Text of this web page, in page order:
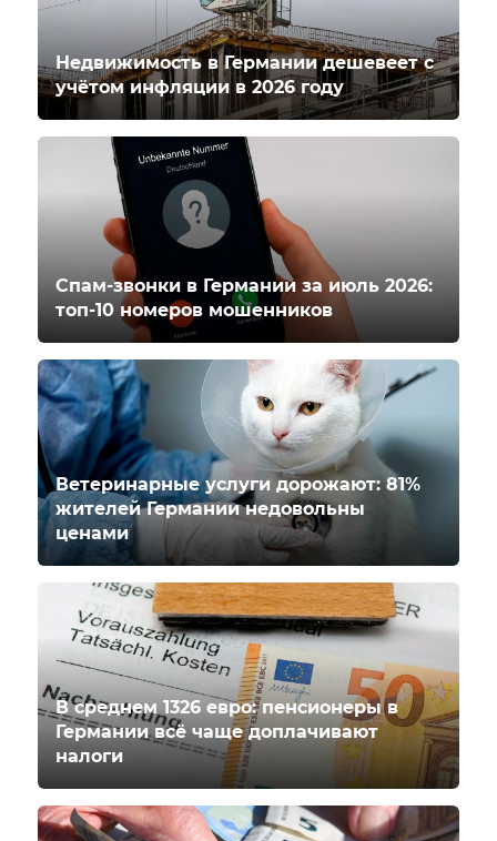
Недвижимость в Германии дешевеет с
учётом инфляции в 2026 году
Спам-звонки в Германии за июль 2026:
топ-10 номеров мошенников
Ветеринарные услуги дорожают: 81%
жителей Германии недовольны
ценами
В среднем 1326 евро: пенсионеры в
Германии всё чаще доплачивают
налоги